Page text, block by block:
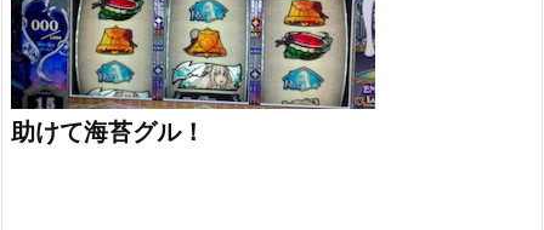
助けて海苔グル！